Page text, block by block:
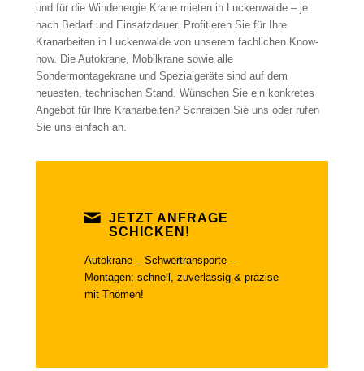
und für die Windenergie Krane mieten in Luckenwalde – je
nach Bedarf und Einsatzdauer. Profitieren Sie für Ihre
Kranarbeiten in Luckenwalde von unserem fachlichen Know-
how. Die Autokrane, Mobilkrane sowie alle
Sondermontagekrane und Spezialgeräte sind auf dem
neuesten, technischen Stand. Wünschen Sie ein konkretes
Angebot für Ihre Kranarbeiten? Schreiben Sie uns oder rufen
Sie uns einfach an.
JETZT ANFRAGE
SCHICKEN!
Autokrane – Schwertransporte –
Montagen: schnell, zuverlässig & präzise
mit Thömen!